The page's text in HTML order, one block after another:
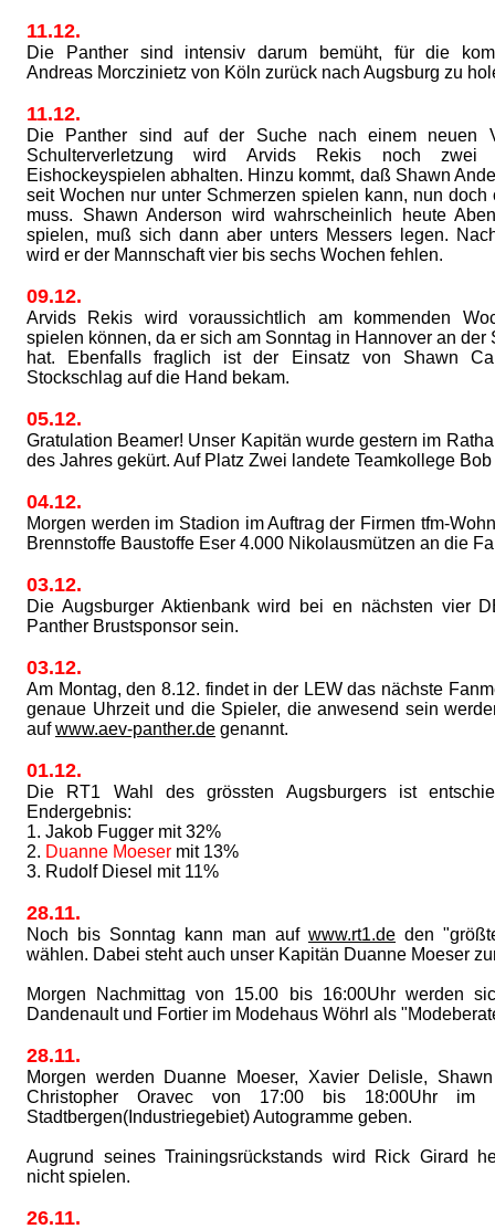
11.12.
Die Panther sind intensiv darum bemüht, für die
Andreas Morczinietz von Köln zurück nach Augsburg zu
11.12.
Die Panther sind auf der Suche nach einem neuen
Schulterverletzung wird Arvids Rekis noch zwei
Eishockeyspielen abhalten. Hinzu kommt, daß Shawn
seit Wochen nur unter Schmerzen spielen kann, nun doch
muss. Shawn Anderson wird wahrscheinlich heute
spielen, muß sich dann aber unters Messers legen.
wird er der Mannschaft vier bis sechs Wochen fehlen.
09.12.
Arvids Rekis wird voraussichtlich am kommenden
spielen können, da er sich am Sonntag in Hannover an der
hat. Ebenfalls fraglich ist der Einsatz von Shawn
Stockschlag auf die Hand bekam.
05.12.
Gratulation Beamer! Unser Kapitän wurde gestern im
des Jahres gekürt. Auf Platz Zwei landete Teamkollege Bob
04.12.
Morgen werden im Stadion im Auftrag der Firmen tfm-
Brennstoffe Baustoffe Eser 4.000 Nikolausmützen an die
03.12.
Die Augsburger Aktienbank wird bei en nächsten vier
Panther Brustsponsor sein.
03.12.
Am Montag, den 8.12. findet in der LEW das nächste
genaue Uhrzeit und die Spieler, die anwesend sein
aufwww.aev-panther.de genannt.
01.12.
Die RT1 Wahl des grössten Augsburgers ist
Endergebnis:
1. Jakob Fugger mit 32%
2. Duanne Moeser mit 13%
3. Rudolf Diesel mit 11%
28.11.
Noch bis Sonntag kann man auf www.rt1.de den
wählen. Dabei steht auch unser Kapitän Duanne Moeser
Morgen Nachmittag von 15.00 bis 16:00Uhr werden
Dandenault und Fortier im Modehaus Wöhrl als
28.11.
Morgen werden Duanne Moeser, Xavier Delisle,
Christopher Oravec von 17:00 bis 18:00Uhr im
Stadtbergen(Industriegebiet) Autogramme geben.
Augrund seines Trainingsrückstands wird Rick Girard
nicht spielen.
26.11.